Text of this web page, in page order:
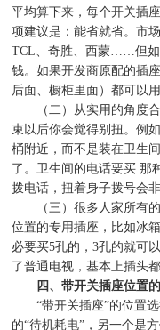
平均算下来，每个开关插
项建议是：能省就省。市
TCL、奇胜、西蒙……但
钱。如果开发商原配的插
后面、橱柜里面）都可以
（二）从实用的角度合
束以后你会觉得别扭。例
桶附近，而不是装在卫生
了。卫生间的电话要买 那
拨电话，扭着身子拨号会非
（三）很多人家所有的
位置的专用插座，比如冰
必要买5孔的，3孔的就可
了普通电视，基本上插头都
四、带开关插座位置
“带开关插座”的位置
的“待机耗电” ，另一个是